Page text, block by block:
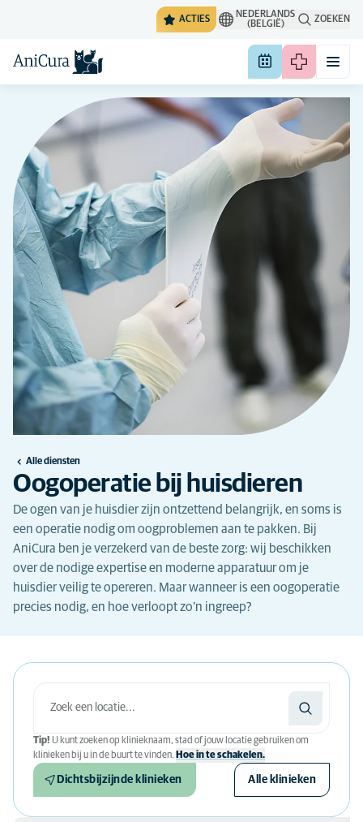
ACTIES
NEDERLANDS
(BELGIË)
ZOEKEN
Alle diensten
Oogoperatie bij huisdieren
De ogen van je huisdier zijn ontzettend belangrijk, en soms is
een operatie nodig om oogproblemen aan te pakken. Bij
AniCura ben je verzekerd van de beste zorg: wij beschikken
over de nodige expertise en moderne apparatuur om je
huisdier veilig te opereren. Maar wanneer is een oogoperatie
precies nodig, en hoe verloopt zo’n ingreep?
Tip! U kunt zoeken op klinieknaam, stad of jouw locatie gebruiken om
klinieken bij u in de buurt te vinden. Hoe in te schakelen.
Dichtsbijzijnde klinieken Alle klinieken